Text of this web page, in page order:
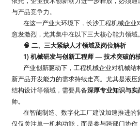
与产品竞争力。
在这一产业大环境下，长沙工程机械企业
愈发激烈，尤其集中在以下三大核心能力领域。
🧠 二、三大紧缺人才领域及岗位解析
1) 机械研发与创新工程师—技术突破的
产业创新驱动下，工程机械企业对机械结
新产品开发能力的需求持续走高。尤其是液
结构设计等领域，需要具备深厚专业知识与实
师。
在智能制造、数字化工厂建设加速推进的
仅仅关注单一机构功能，而是参与跨部门协